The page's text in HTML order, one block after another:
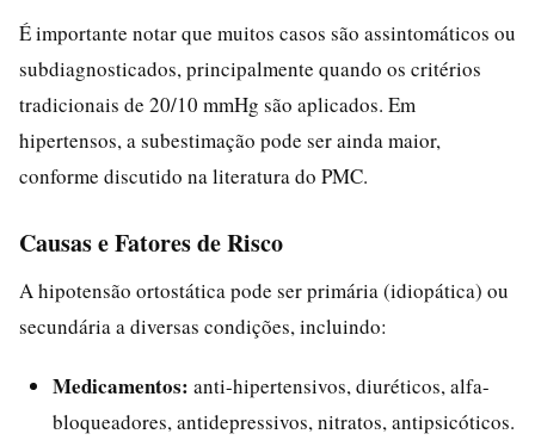
É importante notar que muitos casos são assintomáticos ou
subdiagnosticados, principalmente quando os critérios
tradicionais de 20/10 mmHg são aplicados. Em
hipertensos, a subestimação pode ser ainda maior,
conforme discutido na literatura do PMC.
Causas e Fatores de Risco
A hipotensão ortostática pode ser primária (idiopática) ou
secundária a diversas condições, incluindo:
Medicamentos: anti-hipertensivos, diuréticos, alfa-
bloqueadores, antidepressivos, nitratos, antipsicóticos.